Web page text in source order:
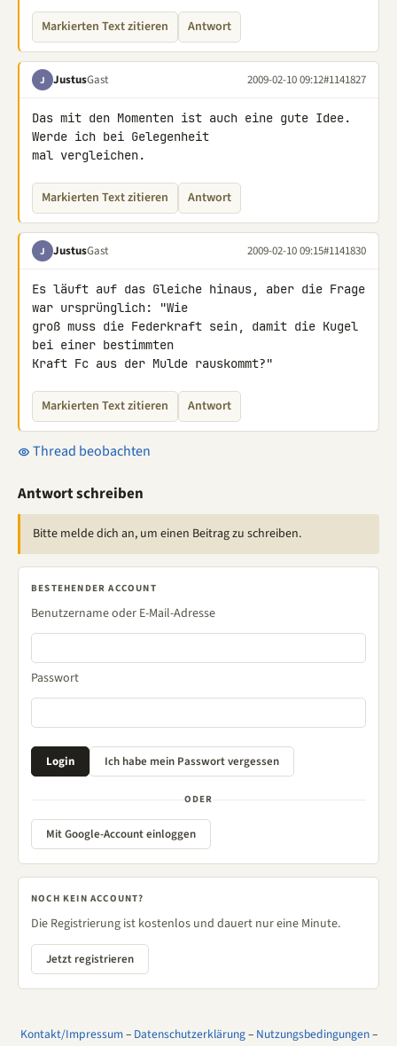
Markierten Text zitieren Antwort
J JustusGast 2009-02-10 09:12#1141827
Das mit den Momenten ist auch eine gute Idee.
Werde ich bei Gelegenheit
mal vergleichen.
Markierten Text zitieren Antwort
J JustusGast 2009-02-10 09:15#1141830
Es läuft auf das Gleiche hinaus, aber die Frage
war ursprünglich: "Wie
groß muss die Federkraft sein, damit die Kugel
bei einer bestimmten
Kraft Fc aus der Mulde rauskommt?"
Markierten Text zitieren Antwort
Thread beobachten
Antwort schreiben
Bitte melde dich an, um einen Beitrag zu schreiben.
BESTEHENDER ACCOUNT
Benutzername oder E-Mail-Adresse
Passwort
ODER
Mit Google-Account einloggen
NOCH KEIN ACCOUNT?
Die Registrierung ist kostenlos und dauert nur eine Minute.
Jetzt registrieren
Kontakt/Impressum– Datenschutzerklärung– Nutzungsbedingungen–